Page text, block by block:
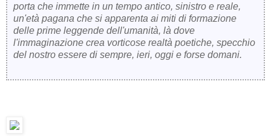
porta che immette in un tempo antico, sinistro e reale,
un'età pagana che si apparenta ai miti di formazione
delle prime leggende dell'umanità, là dove
l'immaginazione crea vorticose realtà poetiche, specchio
del nostro essere di sempre, ieri, oggi e forse domani.